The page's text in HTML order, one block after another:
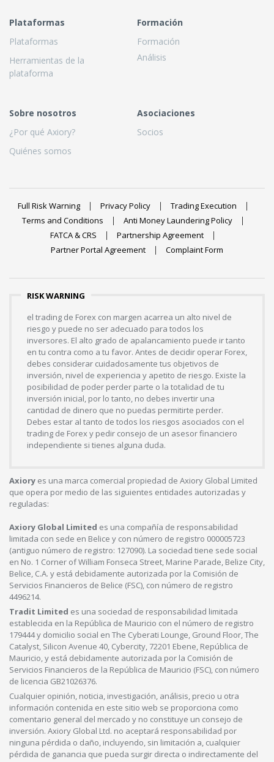
Plataformas
Plataformas
Herramientas de la
plataforma
Formación
Formación
Análisis
Sobre nosotros
¿Por qué Axiory?
Quiénes somos
Asociaciones
Socios
Full Risk Warning Privacy Policy
Trading Execution
Terms and Conditions
Anti Money Laundering Policy
FATCA & CRS
Partnership Agreement
Partner Portal Agreement
Complaint Form
RISK WARNING
el trading de Forex con margen acarrea un alto nivel de
riesgo y puede no ser adecuado para todos los
inversores. El alto grado de apalancamiento puede ir tanto
en tu contra como a tu favor. Antes de decidir operar Forex,
debes considerar cuidadosamente tus objetivos de
inversión, nivel de experiencia y apetito de riesgo. Existe la
posibilidad de poder perder parte o la totalidad de tu
inversión inicial, por lo tanto, no debes invertir una
cantidad de dinero que no puedas permitirte perder.
Debes estar al tanto de todos los riesgos asociados con el
trading de Forex y pedir consejo de un asesor financiero
independiente si tienes alguna duda.
Axiory es una marca comercial propiedad de Axiory Global Limited
que opera por medio de las siguientes entidades autorizadas y
reguladas:
Axiory Global Limited es una compañía de responsabilidad
limitada con sede en Belice y con número de registro 000005723
(antiguo número de registro: 127090). La sociedad tiene sede social
en No. 1 Corner of William Fonseca Street, Marine Parade, Belize City,
Belice, C.A. y está debidamente autorizada por la Comisión de
Servicios Financieros de Belice (FSC), con número de registro
4496214.
Tradit Limited es una sociedad de responsabilidad limitada
establecida en la República de Mauricio con el número de registro
179444 y domicilio social en The Cyberati Lounge, Ground Floor, The
Catalyst, Silicon Avenue 40, Cybercity, 72201 Ebene, República de
Mauricio, y está debidamente autorizada por la Comisión de
Servicios Financieros de la República de Mauricio (FSC), con número
de licencia GB21026376.
Cualquier opinión, noticia, investigación, análisis, precio u otra
información contenida en este sitio web se proporciona como
comentario general del mercado y no constituye un consejo de
inversión. Axiory Global Ltd. no aceptará responsabilidad por
ninguna pérdida o daño, incluyendo, sin limitación a, cualquier
pérdida de ganancia que pueda surgir directa o indirectamente del